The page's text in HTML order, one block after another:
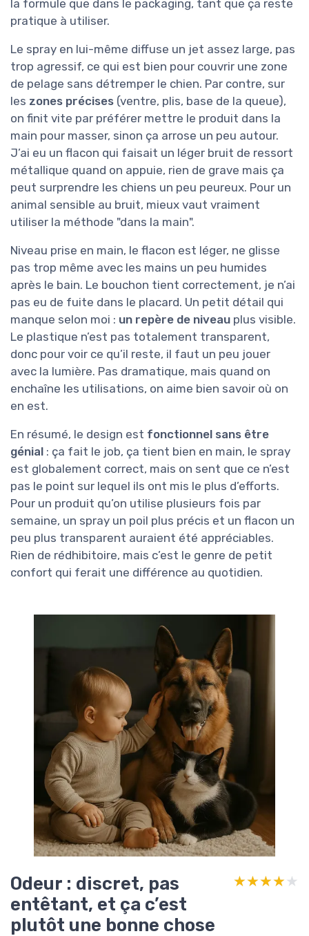
la formule que dans le packaging, tant que ça reste
pratique à utiliser.
Le spray en lui-même diffuse un jet assez large, pas
trop agressif, ce qui est bien pour couvrir une zone
de pelage sans détremper le chien. Par contre, sur
les zones précises (ventre, plis, base de la queue),
on finit vite par préférer mettre le produit dans la
main pour masser, sinon ça arrose un peu autour.
J’ai eu un flacon qui faisait un léger bruit de ressort
métallique quand on appuie, rien de grave mais ça
peut surprendre les chiens un peu peureux. Pour un
animal sensible au bruit, mieux vaut vraiment
utiliser la méthode "dans la main".
Niveau prise en main, le flacon est léger, ne glisse
pas trop même avec les mains un peu humides
après le bain. Le bouchon tient correctement, je n’ai
pas eu de fuite dans le placard. Un petit détail qui
manque selon moi : un repère de niveau plus visible.
Le plastique n’est pas totalement transparent,
donc pour voir ce qu’il reste, il faut un peu jouer
avec la lumière. Pas dramatique, mais quand on
enchaîne les utilisations, on aime bien savoir où on
en est.
En résumé, le design est fonctionnel sans être
génial : ça fait le job, ça tient bien en main, le spray
est globalement correct, mais on sent que ce n’est
pas le point sur lequel ils ont mis le plus d’efforts.
Pour un produit qu’on utilise plusieurs fois par
semaine, un spray un poil plus précis et un flacon un
peu plus transparent auraient été appréciables.
Rien de rédhibitoire, mais c’est le genre de petit
confort qui ferait une différence au quotidien.
Odeur : discret, pas
entêtant, et ça c’est
plutôt une bonne chose
★★★★★
★★★★★